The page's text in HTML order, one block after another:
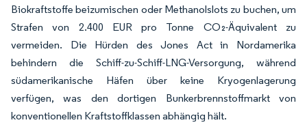
Biokraftstoffe beizumischen oder Methanolslots zu buchen, um
Strafen von 2.400 EUR pro Tonne CO₂-Äquivalent zu
vermeiden. Die Hürden des Jones Act in Nordamerika
behindern die Schiff-zu-Schiff-LNG-Versorgung, während
südamerikanische Häfen über keine Kryogenlagerung
verfügen, was den dortigen Bunkerbrennstoffmarkt von
konventionellen Kraftstoffklassen abhängig hält.